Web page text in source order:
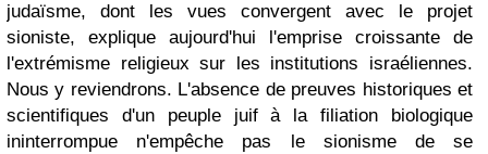
judaïsme, dont les vues convergent avec le projet
sioniste, explique aujourd'hui l'emprise croissante de
l'extrémisme religieux sur les institutions israéliennes.
Nous y reviendrons. L'absence de preuves historiques et
scientifiques d'un peuple juif à la filiation biologique
ininterrompue n'empêche pas le sionisme de se